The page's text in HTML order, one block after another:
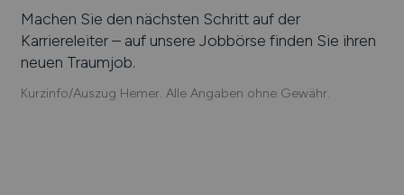
Machen Sie den nächsten Schritt auf der
Karriereleiter – auf unsere Jobbörse finden Sie ihren
neuen Traumjob.
Kurzinfo/Auszug Hemer. Alle Angaben ohne Gewähr.